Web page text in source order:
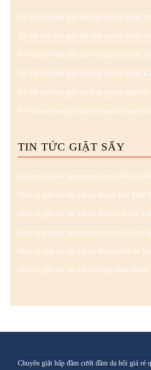
Tư vấn mở tiệm giặt sấy trọn gói tại huyện
Tư vấn mở tiệm giặt sấy trọn gói tại huyện
Tư vấn mở tiệm giặt sấy trọn gói tại huyện
Tư vấn mở tiệm giặt sấy trọn gói tại huyện
Tư vấn mở tiệm giặt sấy trọn gói tại quận Gò
Tư vấn mở tiệm giặt sấy trọn gói tại quận
TIN TỨC GIẶT SẤY
Dịch vụ giặt sấy tận nơi tại Huyện Bình
Dịch vụ giặt sấy tận nơi tại Huyện Hóc Môn
Dịch vụ giặt sấy tận nơi tại Huyện Củ Chi
Dịch vụ giặt sấy tận nơi tại Huyện Cần Giờ
Dịch vụ giặt sấy tận nơi tại Huyện Nhà Bè
Dịch vụ giặt sấy tận nơi tại Quận Bình Thạnh
Chuyên giặt hấp đầm cưới đầm dạ hội giá rẻ